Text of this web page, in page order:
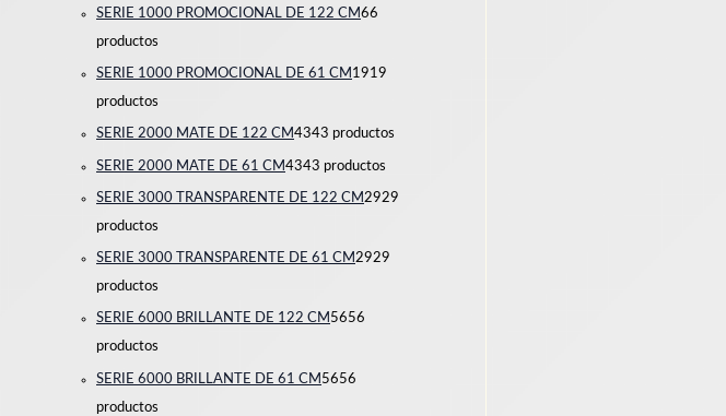
SERIE 1000 PROMOCIONAL DE 122 CM66
productos
SERIE 1000 PROMOCIONAL DE 61 CM 1919
productos
SERIE 2000 MATE DE 122 CM4343 productos
SERIE 2000 MATE DE 61 CM4343 productos
SERIE 3000 TRANSPARENTE DE 122 CM2929
productos
SERIE 3000 TRANSPARENTE DE 61 CM2929
productos
SERIE 6000 BRILLANTE DE 122 CM 5656
productos
SERIE 6000 BRILLANTE DE 61 CM 5656
productos